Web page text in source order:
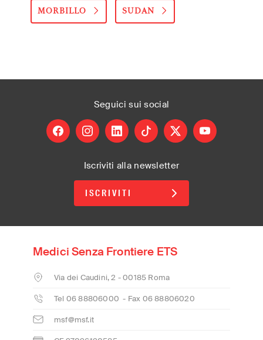
MORBILLO SUDAN
Seguici sui social
facebookinstagramlinkedintiktok X youtube
Iscriviti alla newsletter
ISCRIVITI
Medici Senza Frontiere ETS
Via dei Caudini, 2 - 00185 Roma
Tel 06 88806000 - Fax 06 88806020
msf@msf.it